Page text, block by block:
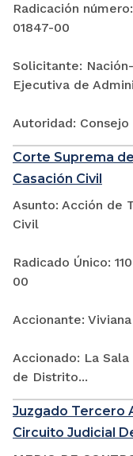
Radicación
01847-00
Solicitante:
Ejecutiva de
Autoridad: Consejo
Corte Suprema
Casación Civil
Asunto: Acción de
Civil
Radicado Único:
00
Accionante:
Accionado: La
de Distrito...
Juzgado Tercero
Circuito Judicial